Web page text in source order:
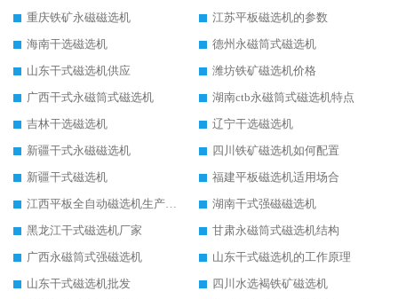
重庆铁矿永磁磁选机
江苏平板磁选机的参数
海南干选磁选机
德州永磁筒式磁选机
山东干式磁选机供应
潍坊铁矿磁选机价格
广西干式永磁筒式磁选机
湖南ctb永磁筒式磁选机特点
吉林干选磁选机
辽宁干选磁选机
新疆干式永磁磁选机
四川铁矿磁选机如何配置
新疆干式磁选机
福建平板磁选机适用场合
江西平板全自动磁选机生产厂家
湖南干式强磁磁选机
黑龙江干式磁选机厂家
甘肃永磁筒式磁选机结构
广西永磁筒式强磁选机
山东干式磁选机的工作原理
山东干式磁选机批发
四川水选褐铁矿磁选机